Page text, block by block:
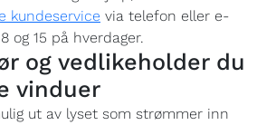
kundeservice via telefon eller e-
og 15 på hverdager.
og vedlikeholder du
vinduer
ut av lyset som strømmer inn